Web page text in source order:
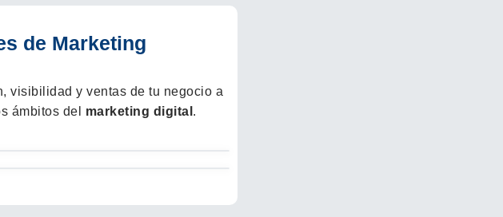
de Marketing
visibilidad y ventas de tu negocio a
ámbitos del marketing digital .